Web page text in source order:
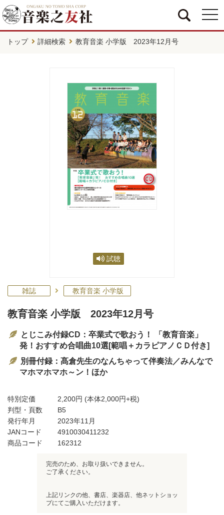
トップ 詳細検索 教育音楽 小学版 2023年12月号
試聴
雑誌 教育音楽 小学版
教育音楽 小学版 2023年12月号
とじこみ付録CD：卒業式で歌おう！ 「教育音楽」
発！おすすめ合唱曲10選[範唱＋カラピアノＣＤ付き]
別冊付録：髙倉先生のなんちゃって伴奏法／みんなで
マホマホマホ～ン！ほか
特別定価 2,200円 (本体2,000円+税)
判型・頁数
B5
発行年月
2023年11月
JANコード
4910030411232
商品コード
162312
完売のため、お取り扱いできません。
ご了承ください。
上記リンクの他、書店、楽器店、他ネットショッ
プにてご購入いただけます。